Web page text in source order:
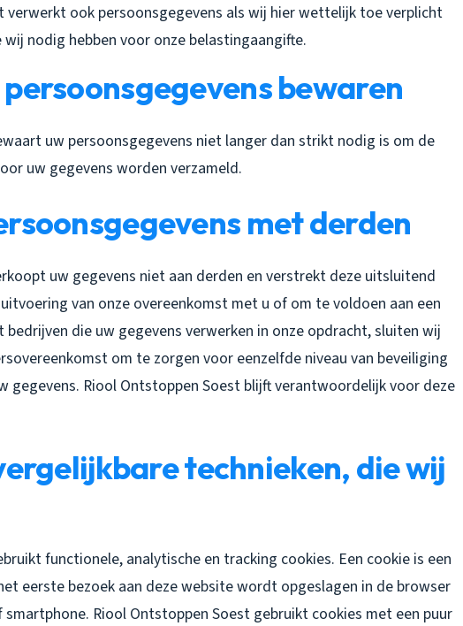
verwerkt ook persoonsgegevens als wij hier wettelijk toe verplicht
wij nodig hebben voor onze belastingaangifte.
bewaren
uw persoonsgegevens niet langer dan strikt nodig is om de
uw gegevens worden verzameld.
met derden
uw gegevens niet aan derden en verstrekt deze uitsluitend
van onze overeenkomst met u of om te voldoen aan een
die uw gegevens verwerken in onze opdracht, sluiten wij
om te zorgen voor eenzelfde niveau van beveiliging
gegevens. Riool Ontstoppen Soest blijft verantwoordelijk voor deze
technieken, die wij
functionele, analytische en tracking cookies. Een cookie is een
eerste bezoek aan deze website wordt opgeslagen in de browser
Riool Ontstoppen Soest gebruikt cookies met een puur